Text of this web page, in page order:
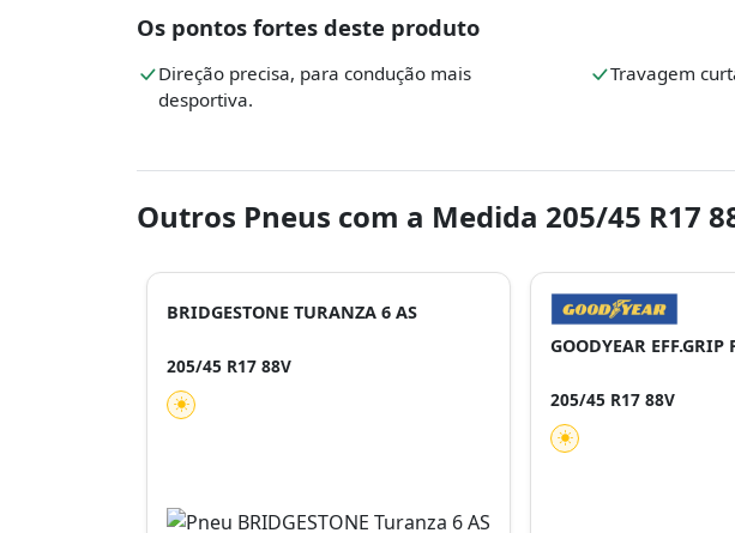
Os pontos fortes deste produto
Direção precisa, para condução mais
desportiva.
Travagem
Outros Pneus com a Medida 205/45 R17
BRIDGESTONE TURANZA 6 AS
205/45 R17 88V
GOODYEAR EFF.GRIP
205/45 R17 88V